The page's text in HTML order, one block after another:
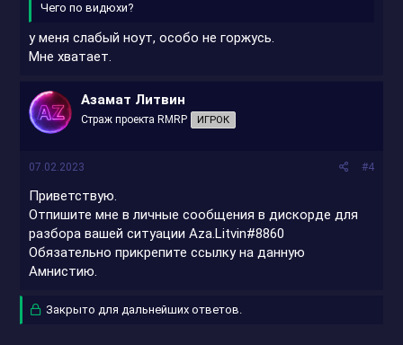
Чего по видюхи?
у меня слабый ноут, особо не горжусь.
Мне хватает.
Азамат Литвин
Страж проекта RMRP ИГРОК
07.02.2023 #4
Приветствую.
Отпишите мне в личные сообщения в дискорде для
разбора вашей ситуации Aza.Litvin#8860
Обязательно прикрепите ссылку на данную
Амнистию.
Закрыто для дальнейших ответов.